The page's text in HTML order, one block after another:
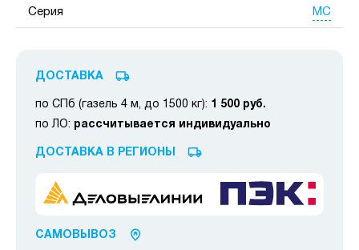
Серия МС
ДОСТАВКА
по СПб (газель 4 м, до 1500 кг): 1 500 руб.
по ЛО: рассчитывается индивидуально
ДОСТАВКА В РЕГИОНЫ
САМОВЫВОЗ